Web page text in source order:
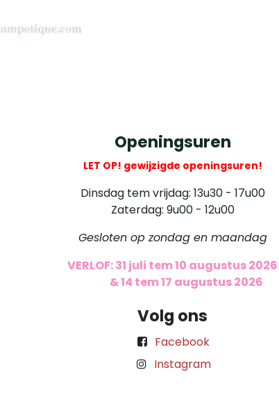
Openingsuren
LET OP! gewijzigde openingsuren!
Dinsdag tem vrijdag: 13u30 - 17u00
Zaterdag: 9u00 - 12u00
Gesloten op zondag en maandag
VERLOF: 31 juli tem 10 augustus 2026
& 14 tem 17 augustus 2026
Volg ons
Facebook
Instagram